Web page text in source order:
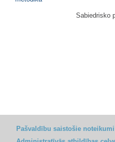
Sabiedrisko
Pašvaldību saistošie noteikumi